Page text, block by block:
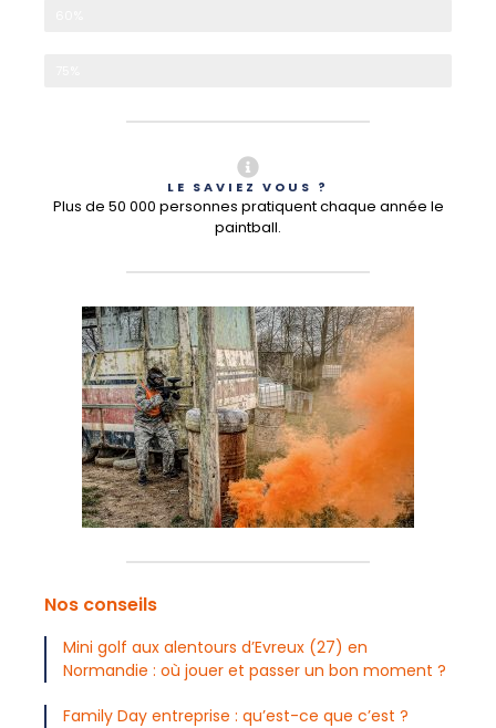
LE SAVIEZ VOUS ?
Plus de 50 000 personnes pratiquent chaque année le
paintball.
Nos conseils
Mini golf aux alentours d’Evreux (27) en
Normandie : où jouer et passer un bon moment ?
Family Day entreprise : qu’est-ce que c’est ?